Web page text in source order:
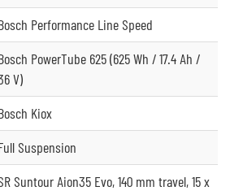
Performance Line Speed
PowerTube 625 (625 Wh / 17.4 Ah /
V)
Kiox
Suspension
Suntour Aion35 Evo, 140 mm travel, 15 x